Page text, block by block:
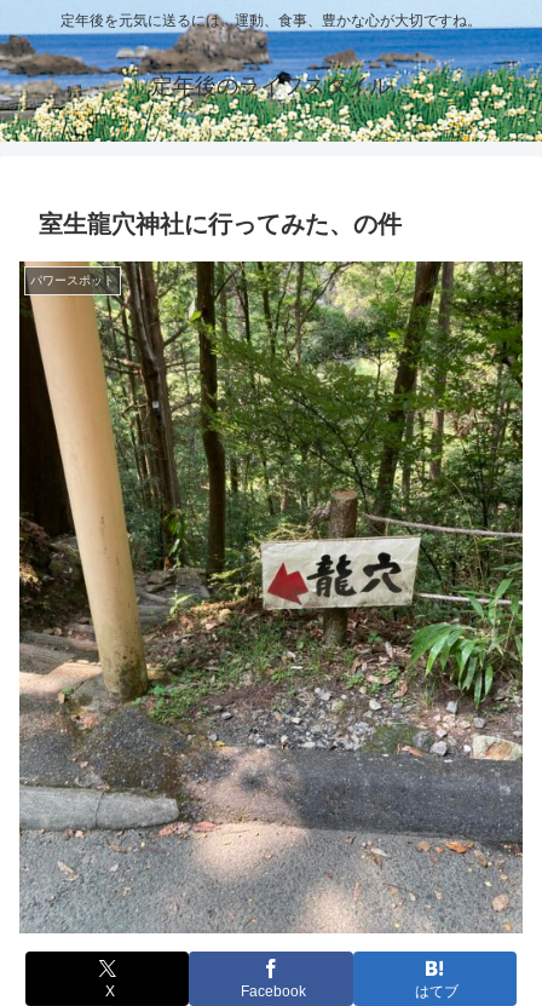
定年後を元気に送るには、運動、食事、豊かな心が大切ですね。
定年後のライフスタイル
室生龍穴神社に行ってみた、の件
パワースポット
X Facebook はてブ